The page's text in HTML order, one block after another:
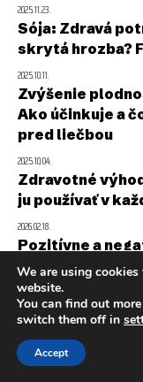
2025.11.23.
Sója: Zdravá
skrytá hrozba?
2025.10.11.
Zvýšenie
Ako účinkuje a
pred liečbou
2025.10.04.
Zdravotné
ju používať v
2026.02.18.
Pozitívne a
účinky kávy:
pod
2025.11.29.
Chrómové
zdravého
hladiny cukru v
We are using cookies
website.
You can find out
switch them off in
Accept